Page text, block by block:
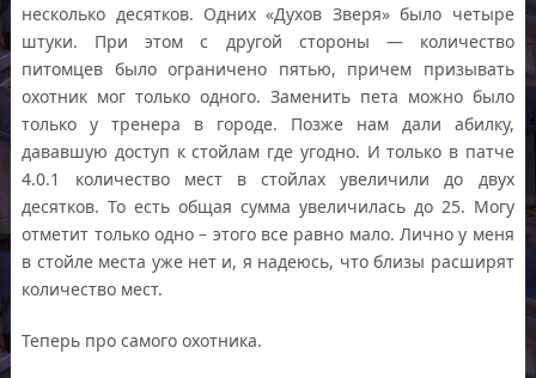
несколько десятков. Одних «Духов Зверя» было четыре
штуки. При этом с другой стороны — количество
питомцев было ограничено пятью, причем призывать
охотник мог только одного. Заменить пета можно было
только у тренера в городе. Позже нам дали абилку,
дававшую доступ к стойлам где угодно. И только в патче
4.0.1 количество мест в стойлах увеличили до двух
десятков. То есть общая сумма увеличилась до 25. Могу
отметит только одно – этого все равно мало. Лично у меня
в стойле места уже нет и, я надеюсь, что близы расширят
количество мест.
Теперь про самого охотника.